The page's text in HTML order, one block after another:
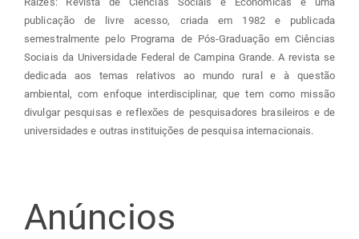
publicação de livre acesso, criada em 1982 e publicada
semestralmente pelo Programa de Pós-Graduação em Ciências
Sociais da Universidade Federal de Campina Grande. A revista se
dedicada aos temas relativos ao mundo rural e à questão
ambiental, com enfoque interdisciplinar, que tem como missão
divulgar pesquisas e reflexões de pesquisadores brasileiros e de
universidades e outras instituições de pesquisa internacionais.
Anúncios